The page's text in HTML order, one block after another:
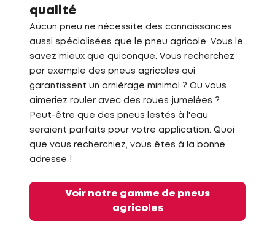
qualité
Aucun pneu ne nécessite des connaissances
aussi spécialisées que le pneu agricole. Vous le
savez mieux que quiconque. Vous recherchez
par exemple des pneus agricoles qui
garantissent un orniérage minimal ? Ou vous
aimeriez rouler avec des roues jumelées ?
Peut-être que des pneus lestés à l'eau
seraient parfaits pour votre application. Quoi
que vous recherchiez, vous êtes à la bonne
adresse !
Voir notre gamme de pneus
agricoles